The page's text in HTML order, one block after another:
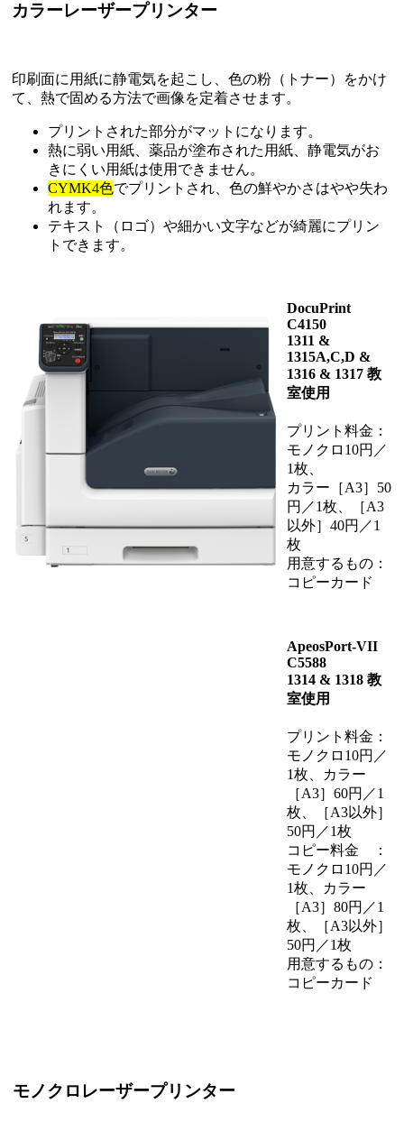
カラーレーザープリンター
印刷面に用紙に静電気を起こし、色の粉（トナー）をかけ
て、熱で固める方法で画像を定着させます。
プリントされた部分がマットになります。
熱に弱い用紙、薬品が塗布された用紙、静電気がお
きにくい用紙は使用できません。
CYMK4色でプリントされ、色の鮮やかさはやや失わ
れます。
テキスト（ロゴ）や細かい文字などが綺麗にプリン
トできます。
DocuPrint
C4150
1311 &
1315A,C,D &
1316 & 1317 教
室使用
プリント料金：
モノクロ10円／
1枚、
カラー［A3］50
円／1枚、［A3
以外］40円／1
枚
用意するもの：
コピーカード
ApeosPort-VII
C5588
1314 & 1318 教
室使用
プリント料金：
モノクロ10円／
1枚、カラー
［A3］60円／1
枚、［A3以外］
50円／1枚
コピー料金 ：
モノクロ10円／
1枚、カラー
［A3］80円／1
枚、［A3以外］
50円／1枚
用意するもの：
コピーカード
モノクロレーザープリンター